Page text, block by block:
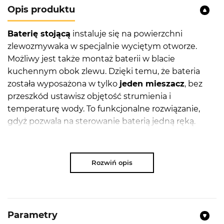
Opis produktu
Baterię stojącą instaluje się na powierzchni
zlewozmywaka w specjalnie wyciętym otworze.
Możliwy jest także montaż baterii w blacie
kuchennym obok zlewu. Dzięki temu, że bateria
została wyposażona w tylko jeden mieszacz, bez
przeszkód ustawisz objętość strumienia i
temperaturę wody. To funkcjonalne rozwiązanie,
gdyż pozwala na sterowanie baterią jedną ręką.
dzielenie oraz mieszanie ciepłej i zimnej wody. W
związku z tym producent zamontował w tym
typu głowica ma gładkie pierścienie, dzięki czemu
wolniej osadzają się na niej kamień i zabrudzenia. To
Rozwiń opis
Parametry